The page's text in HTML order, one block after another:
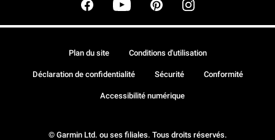
© Garmin Ltd. ou ses filiales. Tous droits réservés.
Plan du site Conditions d'utilisation
Déclaration de confidentialité Sécurité Conformité
Accessibilité numérique